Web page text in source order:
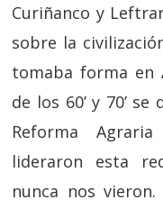
Curiñanco y
sobre la
tomaba forma en
de los 60’ y 70’
Reforma
lideraron esta
nunca nos